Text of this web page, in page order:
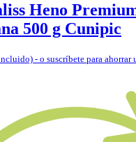
Heno
500 g Cunipic
- o suscríbete para ahorrar